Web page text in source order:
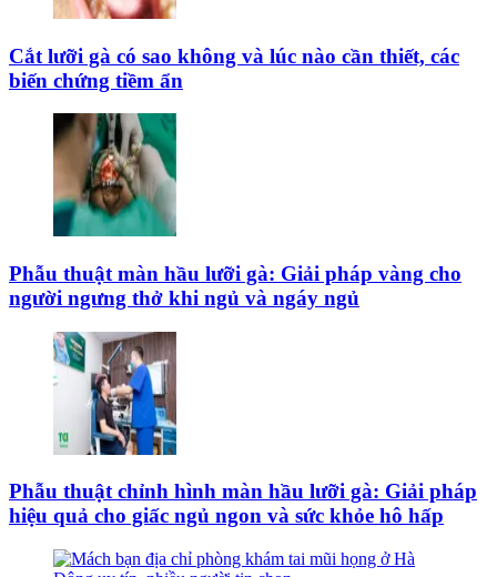
Cắt lưỡi gà có sao không và lúc nào cần thiết, các
biến chứng tiềm ẩn
Phẫu thuật màn hầu lưỡi gà: Giải pháp vàng cho
người ngưng thở khi ngủ và ngáy ngủ
Phẫu thuật chỉnh hình màn hầu lưỡi gà: Giải pháp
hiệu quả cho giấc ngủ ngon và sức khỏe hô hấp